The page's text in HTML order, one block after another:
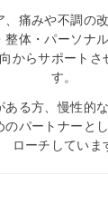
、痛みや不調の
整体・パーソナ
からサポートさ
す。
ある方、慢性的
のパートナーと
ローチしていま